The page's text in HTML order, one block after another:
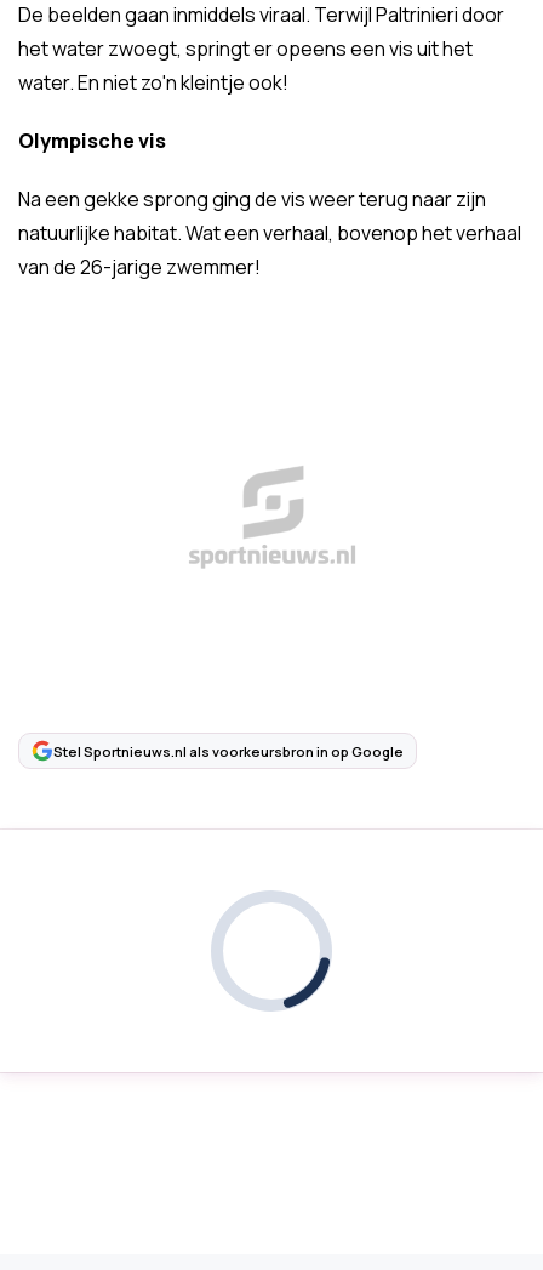
De beelden gaan inmiddels viraal. Terwijl Paltrinieri door
het water zwoegt, springt er opeens een vis uit het
water. En niet zo'n kleintje ook!
Olympische vis
Na een gekke sprong ging de vis weer terug naar zijn
natuurlijke habitat. Wat een verhaal, bovenop het verhaal
van de 26-jarige zwemmer!
Stel Sportnieuws.nl als voorkeursbron in op Google